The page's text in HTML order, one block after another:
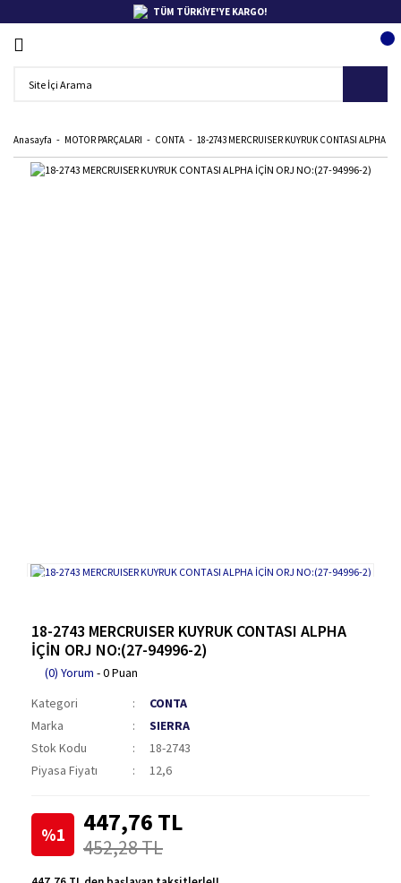
TÜM TÜRKİYE'YE KARGO!
Anasayfa MOTOR PARÇALARI CONTA 18-2743 MERCRUISER KUYRUK CONTASI ALPHA
18-2743 MERCRUISER KUYRUK CONTASI ALPHA
İÇİN ORJ NO:(27-94996-2)
(0) Yorum - 0 Puan
Kategori
CONTA
Marka
SIERRA
Stok Kodu
18-2743
Piyasa Fiyatı
12,6
%1 447,76 TL
452,28 TL